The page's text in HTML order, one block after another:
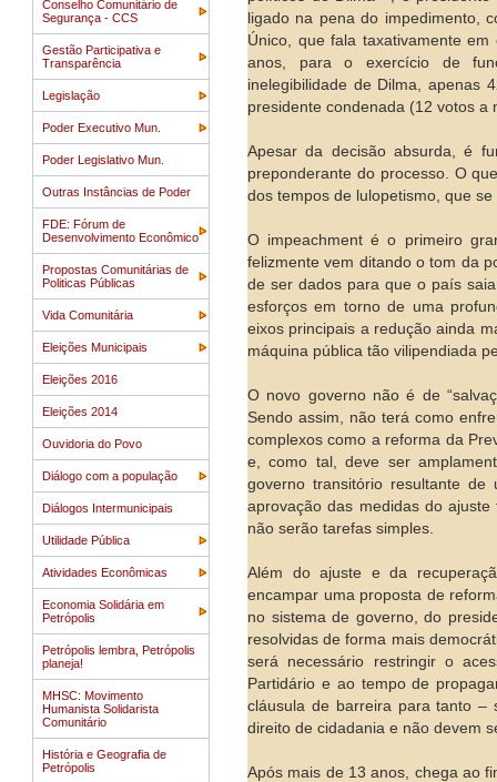
Conselho Comunitário de
Segurança - CCS
Gestão Participativa e
Transparência
Legislação
Poder Executivo Mun.
Poder Legislativo Mun.
Outras Instâncias de Poder
FDE: Fórum de
Desenvolvimento Econômico
Propostas Comunitárias de
Politicas Públicas
Vida Comunitária
Eleições Municipais
Eleições 2016
Eleições 2014
Ouvidoria do Povo
Diálogo com a população
Diálogos Intermunicipais
Utilidade Pública
Atividades Econômicas
Economia Solidária em
Petrópolis
Petrópolis lembra, Petrópolis
planeja!
MHSC: Movimento
Humanista Solidarista
Comunitário
História e Geografia de
Petrópolis
ligado na pena do impedimento,
Único, que fala taxativamente
anos, para o exercício de
inelegibilidade de Dilma, apenas
presidente condenada (12 votos a
Apesar da decisão absurda, é
preponderante do processo. O
dos tempos de lulopetismo, que
O impeachment é o primeiro
felizmente vem ditando o tom da
de ser dados para que o país
esforços em torno de uma
eixos principais a redução ainda
máquina pública tão vilipendiada
O novo governo não é de
Sendo assim, não terá como
complexos como a reforma da
e, como tal, deve ser
governo transitório resultante
aprovação das medidas do
não serão tarefas simples.
Além do ajuste e da
encampar uma proposta de
no sistema de governo, do
resolvidas de forma mais
será necessário restringir o
Partidário e ao tempo de
cláusula de barreira para tanto –
direito de cidadania e não devem
Após mais de 13 anos, chega ao